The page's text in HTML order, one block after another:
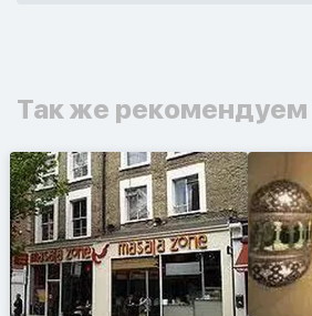
Так же рекомендуем